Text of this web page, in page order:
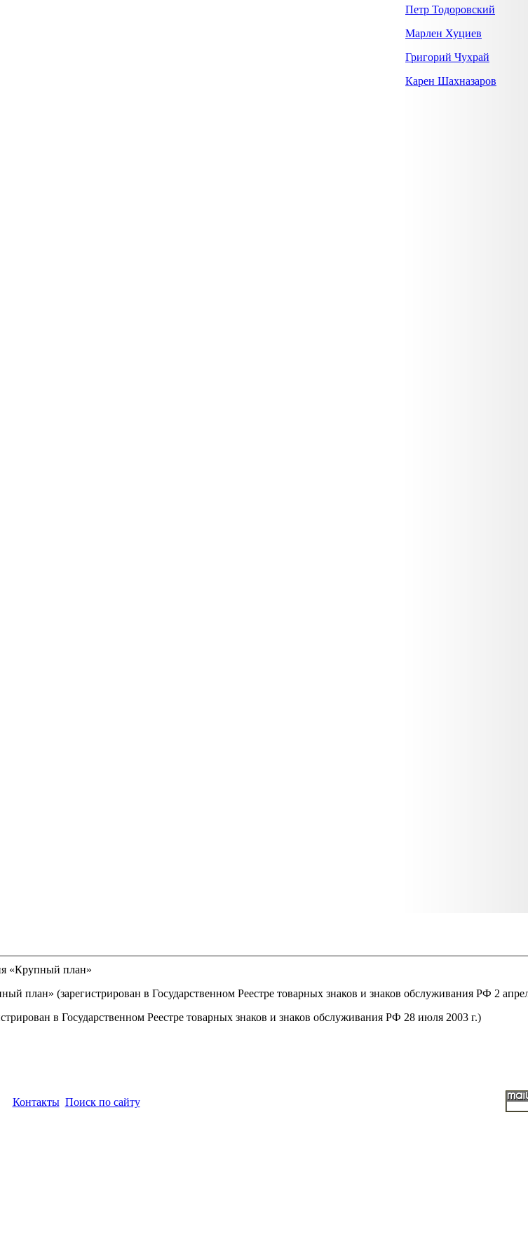
Петр Тодоровский
Марлен Хуциев
Григорий Чухрай
Карен Шахназаров
«Крупный план»
план» (зарегистрирован в Государственном Реестре товарных знаков и знаков обслуживания РФ 2
в Государственном Реестре товарных знаков и знаков обслуживания РФ 28 июля 2003 г.)
Контакты Поиск по сайту